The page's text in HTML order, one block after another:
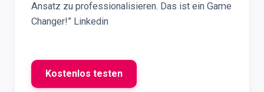
Ansatz zu professionalisieren. Das ist ein Game
Changer!” Linkedin
Kostenlos testen